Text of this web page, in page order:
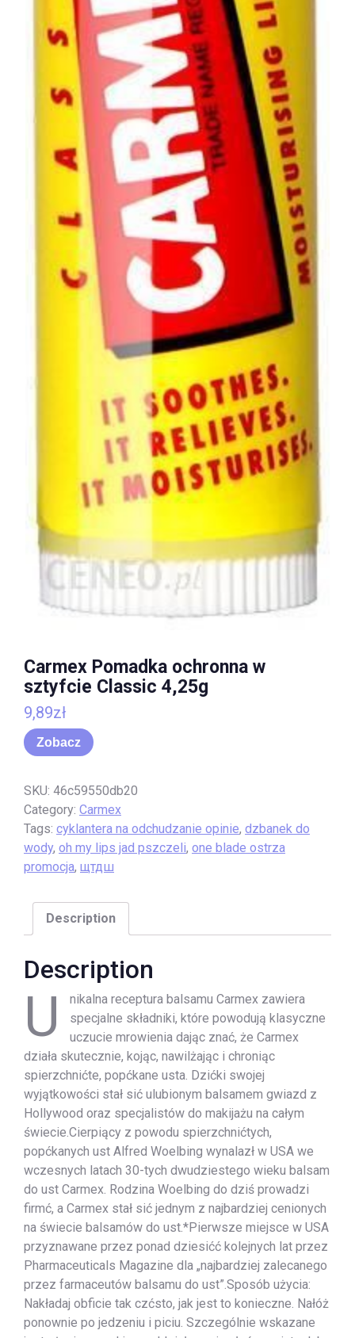
Carmex Pomadka ochronna w
sztyfcie Classic 4,25g
9,89zł
Zobacz
SKU: 46c59550db20
Category: Carmex
Tags: cyklantera na odchudzanie opinie, dzbanek do
wody, oh my lips jad pszczeli, one blade ostrza
promocja, щтдш
Description
Description
U
nikalna receptura balsamu Carmex zawiera
specjalne składniki, które powodują klasyczne
uczucie mrowienia dając znać, że Carmex
działa skutecznie, kojąc, nawilżając i chroniąc
spierzchnićte, popćkane usta. Dzićki swojej
wyjątkowości stał sić ulubionym balsamem gwiazd z
Hollywood oraz specjalistów do makijażu na całym
świecie.Cierpiący z powodu spierzchnićtych,
popćkanych ust Alfred Woelbing wynalazł w USA we
wczesnych latach 30-tych dwudziestego wieku balsam
do ust Carmex. Rodzina Woelbing do dziś prowadzi
firmć, a Carmex stał sić jednym z najbardziej cenionych
na świecie balsamów do ust.*Pierwsze miejsce w USA
przyznawane przez ponad dziesićć kolejnych lat przez
Pharmaceuticals Magazine dla „najbardziej zalecanego
przez farmaceutów balsamu do ust”.Sposób użycia:
Nakładaj obficie tak czćsto, jak jest to konieczne. Nałóż
ponownie po jedzeniu i piciu. Szczególnie wskazane